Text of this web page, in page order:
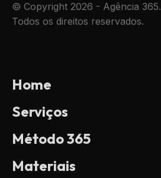
© Copyright 2026 - Agência 365.
Todos os direitos reservados.
Home
Serviços
Método 365
Materiais